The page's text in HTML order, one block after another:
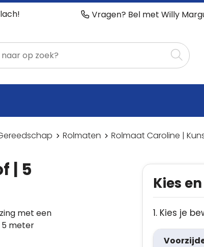
Vragen? Bel met Willy
Rolmaten Rolmaat Caroline |
| 5
met een
meter
Kies
1. Kies je